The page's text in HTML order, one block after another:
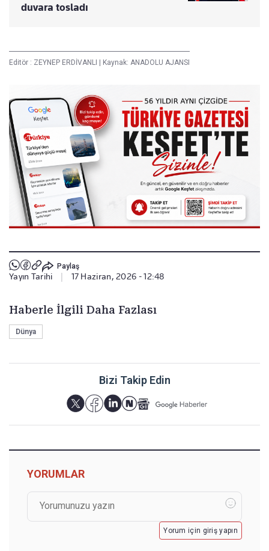
duvara tosladı
Editör : ZEYNEP ERDİVANLI | Kaynak: ANADOLU AJANSI
Paylaş
Yayın Tarihi 17 Haziran, 2026 - 12:48
Haberle İlgili Daha Fazlası
Dünya
Bizi Takip Edin
YORUMLAR
Yorum için giriş yapın